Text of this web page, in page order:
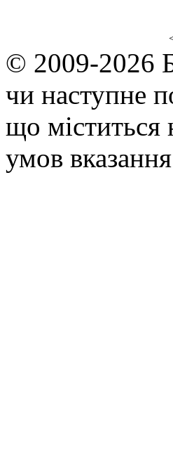
© 2009-2026
чи наступне
що мiститься
умов